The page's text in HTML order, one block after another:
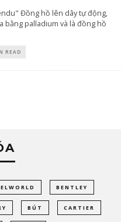
Đồng hồ lên dây tự động,
bằng palladium và là đồng hồ
READ
BENTLEY
BÚT CARTIER